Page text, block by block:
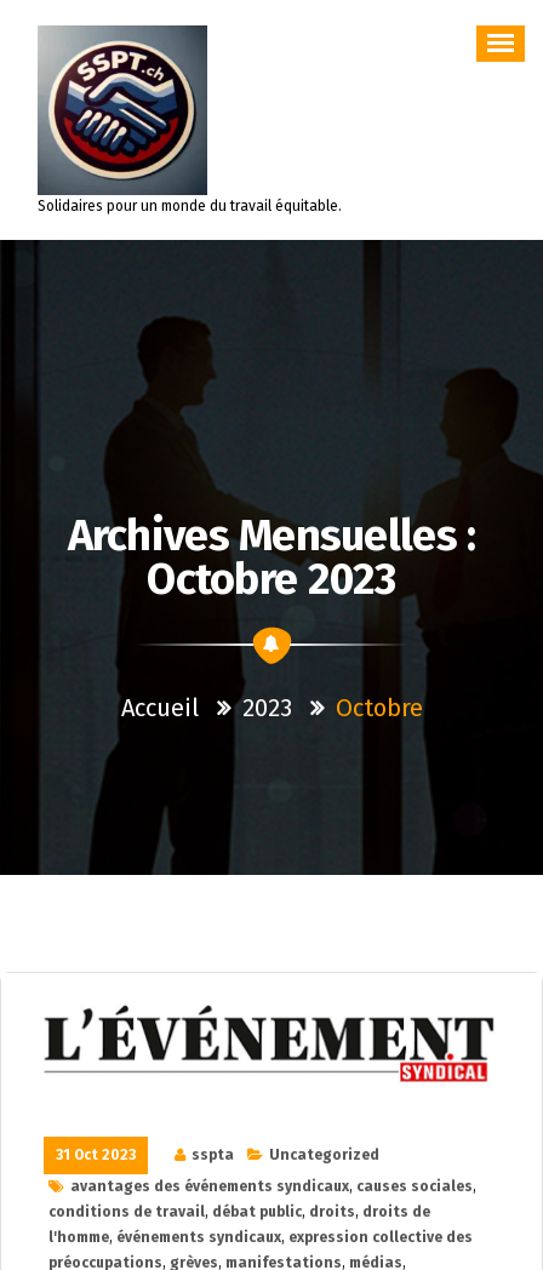
contenu
Solidaires pour un monde du travail équitable.
Archives Mensuelles :
Octobre 2023
Accueil 2023 Octobre
31 Oct 2023 sspta
Uncategorized
avantages des événements syndicaux, causes sociales,
conditions de travail, débat public, droits, droits de
l'homme, événements syndicaux, expression collective des
préoccupations, grèves, manifestations, médias,